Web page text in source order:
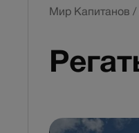
Мир Капитанов /